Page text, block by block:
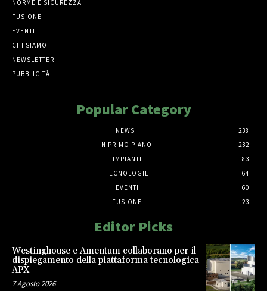
NORME E SICUREZZA
FUSIONE
EVENTI
CHI SIAMO
NEWSLETTER
PUBBLICITÀ
Popular Category
NEWS
238
IN PRIMO PIANO
232
IMPIANTI
83
TECNOLOGIE
64
EVENTI
60
FUSIONE
23
Editor Picks
Westinghouse e Amentum collaborano per il
dispiegamento della piattaforma tecnologica
APX
7 Agosto 2026